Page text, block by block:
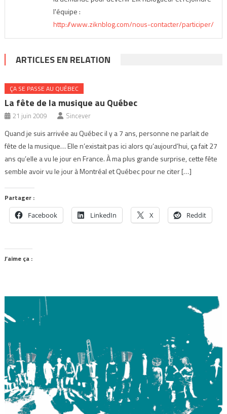
l'équipe :
http://www.ziknblog.com/nous-contacter/participer/
ARTICLES EN RELATION
ÇA SE PASSE AU QUÉBEC
La fête de la musique au Québec
21 juin 2009 Sincever
Quand je suis arrivée au Québec il y a 7 ans, personne ne parlait de
fête de la musique… Elle n’existait pas ici alors qu’aujourd’hui, ça fait 27
ans qu’elle a vu le jour en France. À ma plus grande surprise, cette fête
semble avoir vu le jour à Montréal et Québec pour ne citer […]
Partager :
Facebook LinkedIn X Reddit
J’aime ça :